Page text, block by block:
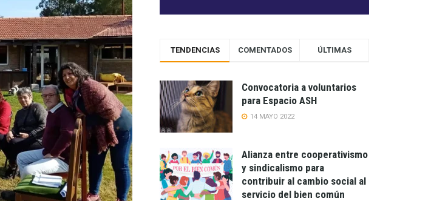
TENDENCIAS COMENTADOS ÚLTIMAS
Convocatoria a voluntarios
para Espacio ASH
14 MAYO 2022
Alianza entre cooperativismo
y sindicalismo para
contribuir al cambio social al
servicio del bien común